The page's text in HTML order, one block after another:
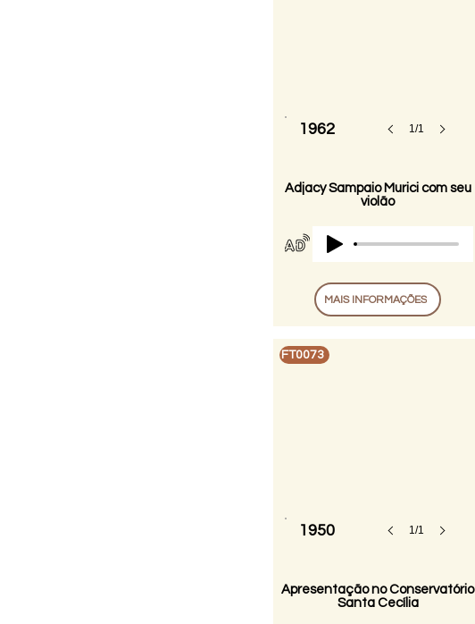
1962 1/1
Adjacy Sampaio Murici com seu
violão
MAIS INFORMAÇÕES
FT0073
1950 1/1
Apresentação no Conservatório
Santa Cecília